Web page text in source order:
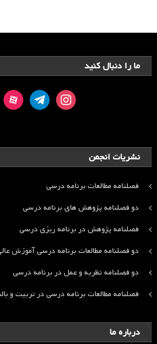
ما را دنبال کنید
instagram
telegram
aparat
نشریات انجمن
فصلنامه مطالعات برنامه درسی
دو فصلنامه پژوهش های برنامه درسی
فصلنامه پژوهش در برنامه ریزی درسی
دو فصلنامه مطالعات برنامه درسی آموزش
دو فصلنامه نظریه و عمل در برنامه درسی
فصلنامه مطالعات برنامه درسی در تربیت و
درباره ما